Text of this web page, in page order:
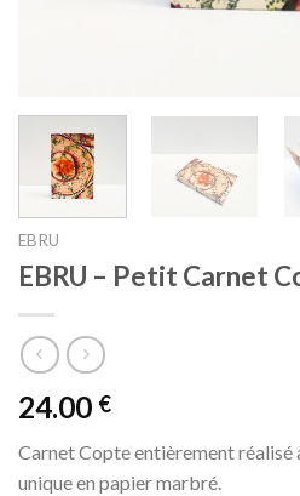
EBRU
EBRU – Petit Carnet
24.00 €
Carnet Copte entièrement réalisé
unique en papier marbré.